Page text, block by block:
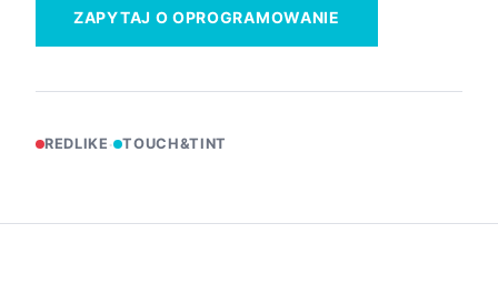
ZAPYTAJ O OPROGRAMOWANIE
REDLIKE · TOUCH&TINT